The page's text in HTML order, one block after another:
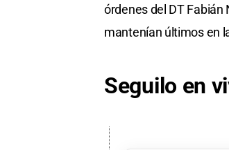
órdenes del DT Fabián
mantenían últimos en
Seguilo en